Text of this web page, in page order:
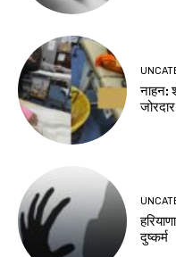
नाहन:
दुष्कर्म